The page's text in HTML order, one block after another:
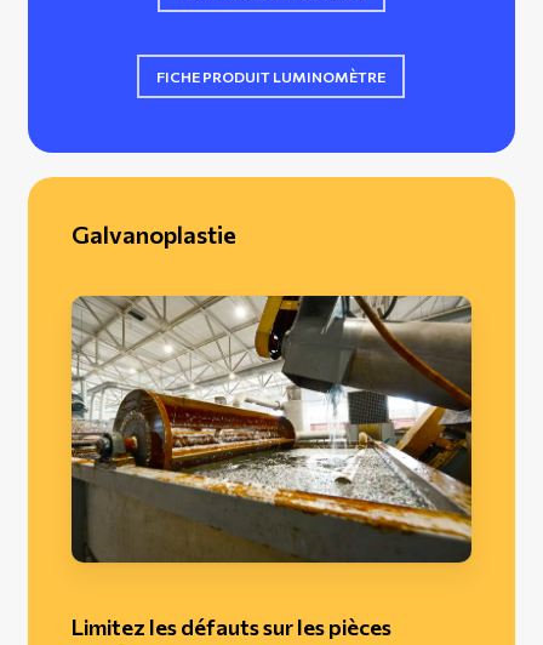
FICHE PRODUIT LUMINOMÈTRE
Galvanoplastie
Limitez les défauts sur les pièces